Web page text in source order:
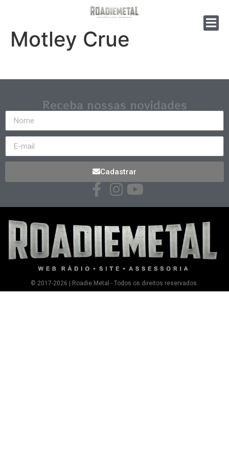
Motley Crue
Receba nossas novidades
Cadastrar
© 2017-2026 | Roadie Metal - Todos os direitos reservados.